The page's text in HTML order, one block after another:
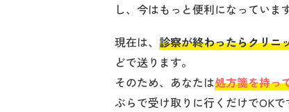
し、今はもっと便利になっていま
現在は、 診察が終わったらクリニ
どで送ります。
そのため、あなたは処方箋を持っ
ぶらで受け取りに行くだけでOK